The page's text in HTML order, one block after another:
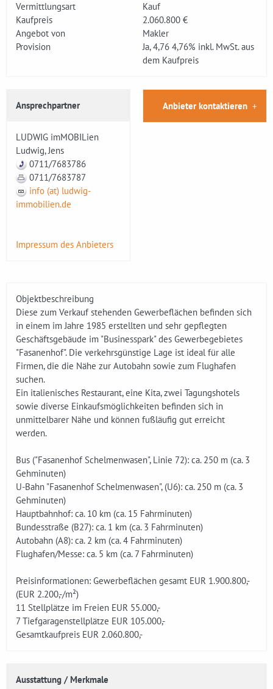
Vermittlungsart
Kauf
Kaufpreis
2.060.800 €
Angebot von
Makler
Provision
Ja, 4,76 4,76% inkl. MwSt. aus
dem Kaufpreis
Ansprechpartner
LUDWIG imMOBILien
Ludwig, Jens
0711/7683786
0711/7683787
info (at) ludwig-
immobilien.de
Impressum des Anbieters
Anbieter kontaktieren
Objektbeschreibung
Diese zum Verkauf stehenden Gewerbeflächen befinden sich
in einem im Jahre 1985 erstellten und sehr gepflegten
Geschäftsgebäude im "Businesspark" des Gewerbegebietes
"Fasanenhof". Die verkehrsgünstige Lage ist ideal für alle
Firmen, die die Nähe zur Autobahn sowie zum Flughafen
suchen.
Ein italienisches Restaurant, eine Kita, zwei Tagungshotels
sowie diverse Einkaufsmöglichkeiten befinden sich in
unmittelbarer Nähe und können fußläufig gut erreicht
werden.
Bus ("Fasanenhof Schelmenwasen", Linie 72): ca. 250 m (ca. 3
Gehminuten)
U-Bahn "Fasanenhof Schelmenwasen", (U6): ca. 250 m (ca. 3
Gehminuten)
Hauptbahnhof: ca. 10 km (ca. 15 Fahrminuten)
Bundesstraße (B27): ca. 1 km (ca. 3 Fahrminuten)
Autobahn (A8): ca. 2 km (ca. 4 Fahrminuten)
Flughafen/Messe: ca. 5 km (ca. 7 Fahrminuten)
Preisinformationen: Gewerbeflächen gesamt EUR 1.900.800,-
(EUR 2.200,-/m²)
11 Stellplätze im Freien EUR 55.000,-
7 Tiefgaragenstellplätze EUR 105.000,-
Gesamtkaufpreis EUR 2.060.800,-
Ausstattung / Merkmale